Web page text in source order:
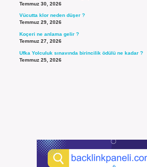
Temmuz 30, 2026
Vücutta klor neden düşer ?
Temmuz 29, 2026
Koçeri ne anlama gelir ?
Temmuz 27, 2026
Ufka Yolculuk sınavında birincilik ödülü ne kadar ?
Temmuz 25, 2026